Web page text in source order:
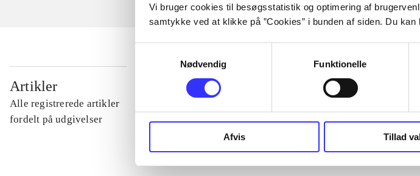
Vi bruger cookies til besøgsstatistik og optimering af
samtykke ved at klikke på ”Cookies” i bunden af siden. Du
Nødvendig
Funktionelle
Afvis Tillad
Artikler
Alle registrerede artikler
fordelt på udgivelser
...